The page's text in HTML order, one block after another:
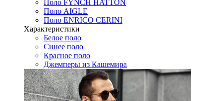
Поло FYNCH HATTON
Поло AIGLE
Поло ENRICO CERINI
Характеристики
Белое поло
Синее поло
Красное поло
Джемперы из Кашемира